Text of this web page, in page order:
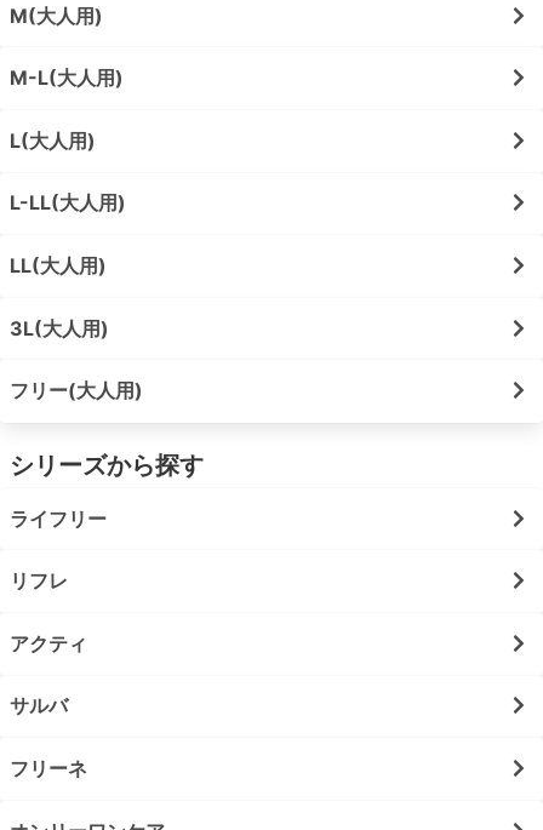
M(大人用)
M-L(大人用)
L(大人用)
L-LL(大人用)
LL(大人用)
3L(大人用)
フリー(大人用)
シリーズから探す
ライフリー
リフレ
アクティ
サルバ
フリーネ